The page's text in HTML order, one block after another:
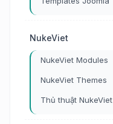
NukeViet
NukeViet Modules
NukeViet Themes
Thủ thuật NukeViet